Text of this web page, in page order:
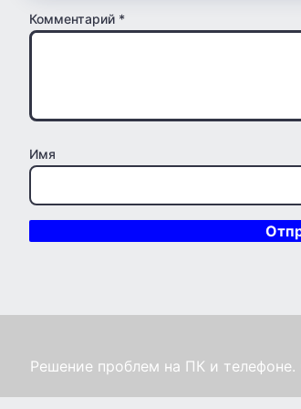
Комментарий *
Имя
Решение проблем на ПК и